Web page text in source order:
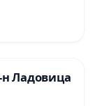
Ладовица